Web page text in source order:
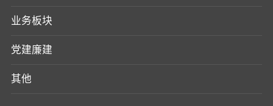
业务板块
党建廉建
其他